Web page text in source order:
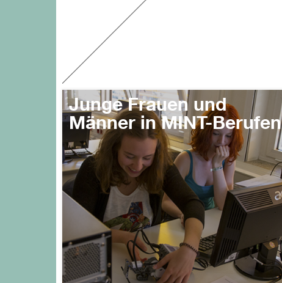
Junge Frauen und
Männer in MINT-Berufen